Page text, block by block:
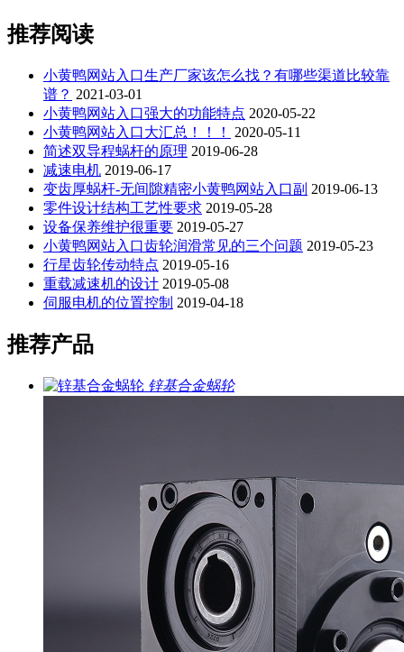
推荐阅读
小黄鸭网站入口生产厂家该怎么找？有哪些渠道比较靠
谱？ 2021-03-01
小黄鸭网站入口强大的功能特点 2020-05-22
小黄鸭网站入口大汇总！！！
2020-05-11
简述双导程蜗杆的原理 2019-06-28
减速电机 2019-06-17
变齿厚蜗杆-无间隙精密小黄鸭网站入口副 2019-06-13
零件设计结构工艺性要求 2019-05-28
设备保养维护很重要 2019-05-27
小黄鸭网站入口齿轮润滑常见的三个问题 2019-05-23
行星齿轮传动特点 2019-05-16
重载减速机的设计 2019-05-08
伺服电机的位置控制 2019-04-18
推荐产品
锌基合金蜗轮